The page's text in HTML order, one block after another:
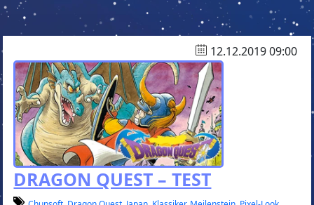
12.12.2019 09:00
DRAGON QUEST – TEST